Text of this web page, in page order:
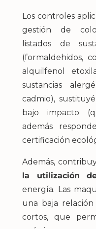
Los controles
gestión de
listados de
(formaldehidos,
alquilfenol
sustancias
cadmio),
bajo impacto
además
certificación
Además,
la utilización
energía. Las
una baja
cortos, que